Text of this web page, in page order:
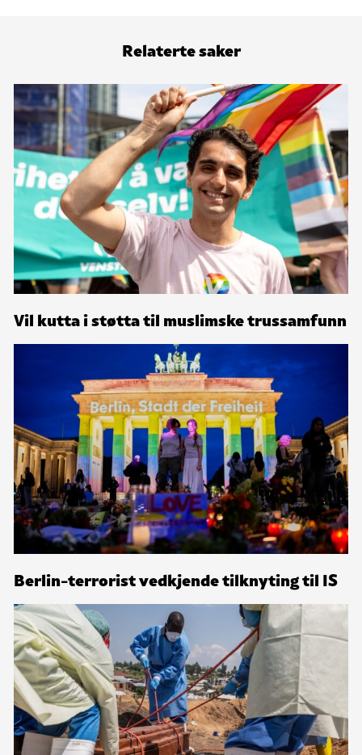
Relaterte saker
Vil kutta i støtta til muslimske trussamfunn
Berlin-terrorist vedkjende tilknyting til IS